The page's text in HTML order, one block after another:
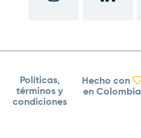
Políticas,
términos y
condiciones
Hecho con
en Colombia